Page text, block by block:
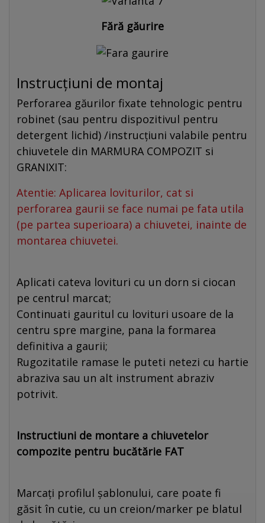
Fără găurire
Instrucțiuni de montaj
Perforarea găurilor fixate tehnologic pentru
robinet (sau pentru dispozitivul pentru
detergent lichid) /instrucțiuni valabile pentru
chiuvetele din MARMURA COMPOZIT si
GRANIXIT:
Atentie: Aplicarea loviturilor, cat si
perforarea gaurii se face numai pe fata utila
(pe partea superioara) a chiuvetei, inainte de
montarea chiuvetei.
Aplicati cateva lovituri cu un dorn si ciocan
pe centrul marcat;
Continuati gauritul cu lovituri usoare de la
centru spre margine, pana la formarea
definitiva a gaurii;
Rugozitatile ramase le puteti netezi cu hartie
abraziva sau un alt instrument abraziv
potrivit.
Instructiuni de montare a chiuvetelor
compozite pentru bucătărie FAT
Marcați profilul șablonului, care poate fi
găsit în cutie, cu un creion/marker pe blatul